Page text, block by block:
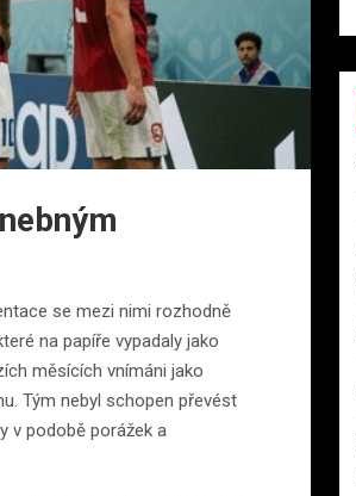
se mezi nimi rozhodně
na papíře vypadaly jako
měsících vnímáni jako
Tým nebyl schopen převést
v podobě porážek a